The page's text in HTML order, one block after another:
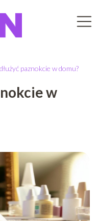
paznokcie w domu?
w